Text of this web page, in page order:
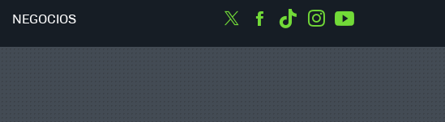
NEGOCIOS TwitterFacebook
TiktokInstagram